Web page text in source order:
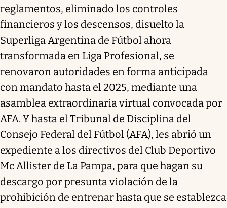
reglamentos, eliminado los controles
financieros y los descensos, disuelto la
Superliga Argentina de Fútbol ahora
transformada en Liga Profesional, se
renovaron autoridades en forma anticipada
con mandato hasta el 2025, mediante una
asamblea extraordinaria virtual convocada por
AFA. Y hasta el Tribunal de Disciplina del
Consejo Federal del Fútbol (AFA), les abrió un
expediente a los directivos del Club Deportivo
Mc Allister de La Pampa, para que hagan su
descargo por presunta violación de la
prohibición de entrenar hasta que se establezca